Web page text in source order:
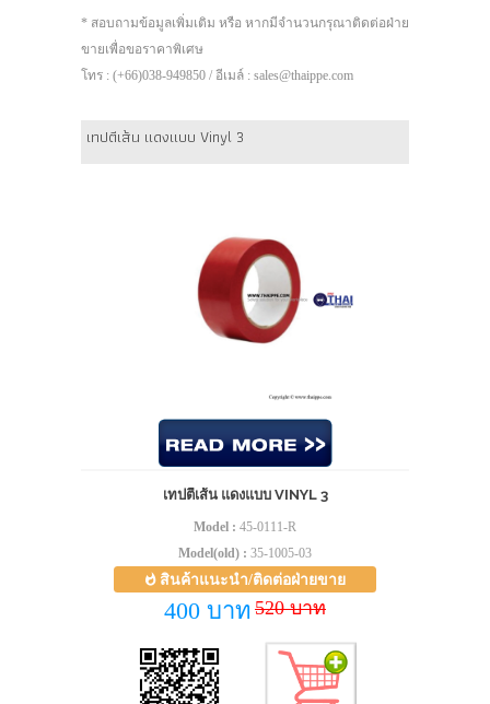
* สอบถามข้อมูลเพิ่มเติม หรือ หากมีจำนวนกรุณาติดต่อฝ่าย
ขายเพื่อขอราคาพิเศษ
โทร : (+66)038-949850 / อีเมล์ : sales@thaippe.com
เทปตีเส้น แดงแบบ Vinyl 3
เทปตีเส้น แดงแบบ VINYL 3
Model : 45-0111-R
Model(old) : 35-1005-03
สินค้าแนะนำ/ติดต่อฝ่ายขาย
400 บาท 520 บาท